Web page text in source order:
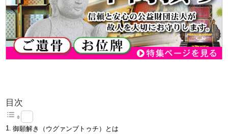
目次
御願解き（ウグァンブトゥチ）とは